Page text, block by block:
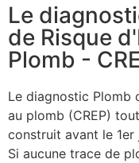
Le
de Risque
Plomb -
Le diagnostic Plomb
au plomb (CREP)
construit avant le 1er
Si aucune trace de